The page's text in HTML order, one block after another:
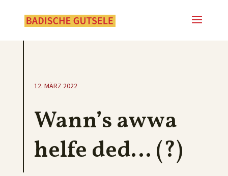
12. MÄRZ 2022
Wann’s awwa
helfe ded… (?)